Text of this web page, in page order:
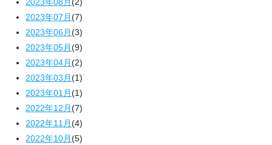
2023年07月(7)
2023年06月(3)
2023年05月(9)
2023年04月(2)
2023年03月(1)
2023年01月(1)
2022年12月(7)
2022年11月(4)
2022年10月(5)